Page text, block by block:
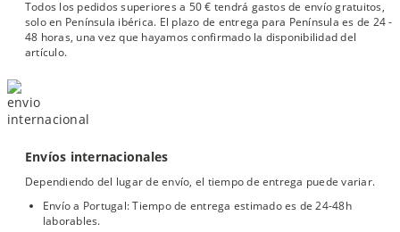
Todos los pedidos superiores a 50 € tendrá gastos de envío gratuitos,
solo en Península ibérica. El plazo de entrega para Península es de 24 -
48 horas, una vez que hayamos confirmado la disponibilidad del
artículo.
Envíos internacionales
Dependiendo del lugar de envío, el tiempo de entrega puede variar.
Envío a Portugal: Tiempo de entrega estimado es de 24-48h
laborables.